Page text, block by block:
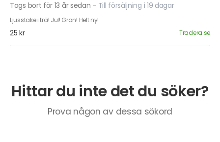
Togs bort för 13 år sedan - Till försäljning i 19 dagar
Ljusstake i trä! Jul! Gran! Helt ny!
25 kr Tradera.se
Hittar du inte det du söker?
Prova någon av dessa sökord